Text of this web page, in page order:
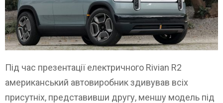
Під час презентації електричного Rivian R2
американський автовиробник здивував всіх
присутніх, представивши другу, меншу модель під